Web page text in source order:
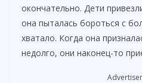
окончательно. Дети
она пыталась бороться с
хватало. Когда она
недолго, они наконец-то